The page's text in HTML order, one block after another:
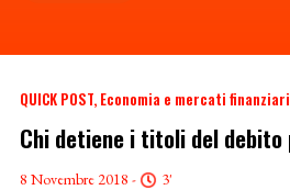
QUICK POST Economia e mercati finanziari
Chi detiene i titoli del
8 Novembre 2018 - 3'